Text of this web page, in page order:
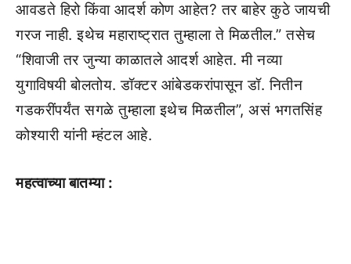
आवडते हिरो किंवा आदर्श कोण आहेत? तर बाहेर कुठे जायची
गरज नाही. इथेच महाराष्ट्रात तुम्हाला ते मिळतील.” तसेच
“शिवाजी तर जुन्या काळातले आदर्श आहेत. मी नव्या
युगाविषयी बोलतोय. डॉक्टर आंबेडकरांपासून डॉ. नितीन
गडकरींपर्यंत सगळे तुम्हाला इथेच मिळतील”, असं भगतसिंह
कोश्यारी यांनी म्हंटल आहे.
महत्वाच्या बातम्या :